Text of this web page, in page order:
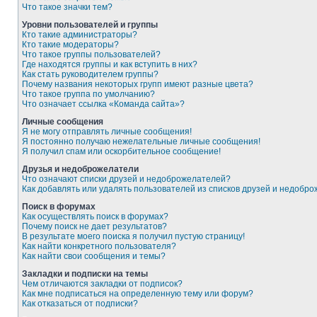
Что такое значки тем?
Уровни пользователей и группы
Кто такие администраторы?
Кто такие модераторы?
Что такое группы пользователей?
Где находятся группы и как вступить в них?
Как стать руководителем группы?
Почему названия некоторых групп имеют разные цвета?
Что такое группа по умолчанию?
Что означает ссылка «Команда сайта»?
Личные сообщения
Я не могу отправлять личные сообщения!
Я постоянно получаю нежелательные личные сообщения!
Я получил спам или оскорбительное сообщение!
Друзья и недоброжелатели
Что означают списки друзей и недоброжелателей?
Как добавлять или удалять пользователей из списков друзей и
Поиск в форумах
Как осуществлять поиск в форумах?
Почему поиск не дает результатов?
В результате моего поиска я получил пустую страницу!
Как найти конкретного пользователя?
Как найти свои сообщения и темы?
Закладки и подписки на темы
Чем отличаются закладки от подписок?
Как мне подписаться на определенную тему или форум?
Как отказаться от подписки?